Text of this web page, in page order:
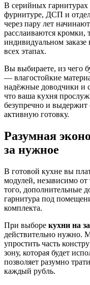
В серийных гарнитурах
фурнитуре, ДСП и
через пару лет
расслаиваются кромки,
индивидуальном заказе
всех этапах.
Вы выбираете, из чего
— влагостойкие
надёжные доводчики и
что ваша кухня
безупречно и
активную готовку.
Разумная
за нужное
В готовой кухне вы
модулей, независимо
того, дополнительные
гарнитура под
комплекта.
При выборе кухни на
действительно нужно.
упростить часть
зону, которая будет
позволяет разумно
каждый рубль.